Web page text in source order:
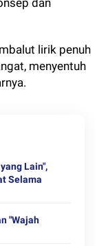
dan
lirik penuh
menyentuh
Lain",
Selama
"Wajah